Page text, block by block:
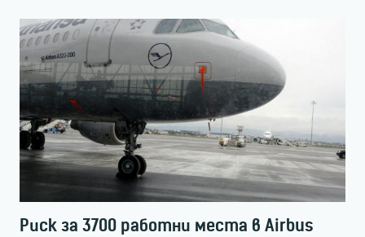
Риск за 3700 работни места в Airbus